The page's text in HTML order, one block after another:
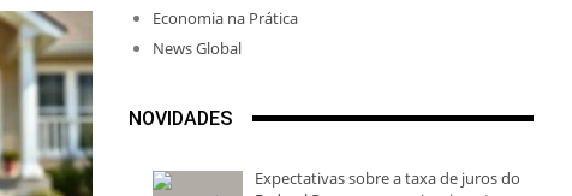
Economia na Prática
News Global
NOVIDADES
Expectativas sobre a taxa de juros do